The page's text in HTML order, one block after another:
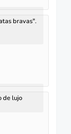
bravas".
de lujo